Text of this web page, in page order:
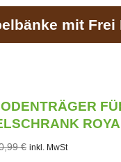
mit
€ inkl. MwSt